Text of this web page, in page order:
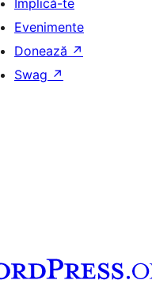
Implică-te
Evenimente
Donează ↗
Swag ↗